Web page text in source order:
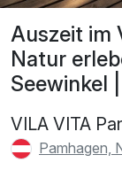
Auszeit im
Natur
Seewinkel
VILA VITA
Pamhagen,